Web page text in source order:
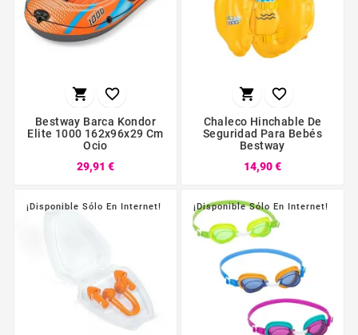
 
Bestway Barca Kondor
Elite 1000 162x96x29 Cm
Ocio
29,91 €
 
Chaleco Hinchable De
Seguridad Para Bebés
Bestway
14,90 €
¡Disponible Sólo En Internet! ¡Disponible Sólo En Internet!